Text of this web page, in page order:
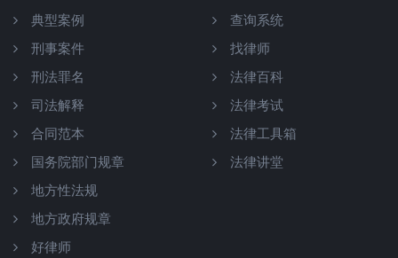
典型案例
刑事案件
刑法罪名
司法解释
合同范本
国务院部门规章
地方性法规
地方政府规章
好律师
查询系统
找律师
法律百科
法律考试
法律工具箱
法律讲堂